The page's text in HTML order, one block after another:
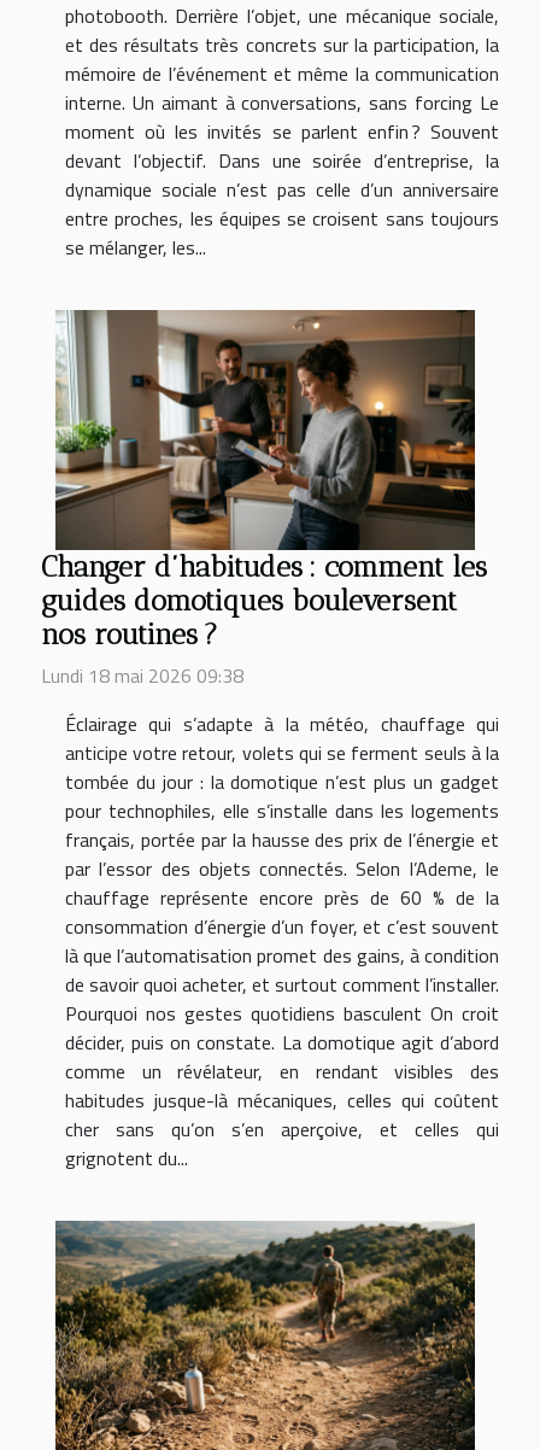
photobooth. Derrière l’objet, une mécanique sociale,
et des résultats très concrets sur la participation, la
mémoire de l’événement et même la communication
interne. Un aimant à conversations, sans forcing Le
moment où les invités se parlent enfin ? Souvent
devant l’objectif. Dans une soirée d’entreprise, la
dynamique sociale n’est pas celle d’un anniversaire
entre proches, les équipes se croisent sans toujours
se mélanger, les...
Changer d’habitudes : comment les
guides domotiques bouleversent
nos routines ?
Lundi 18 mai 2026 09:38
Éclairage qui s’adapte à la météo, chauffage qui
anticipe votre retour, volets qui se ferment seuls à la
tombée du jour : la domotique n’est plus un gadget
pour technophiles, elle s’installe dans les logements
français, portée par la hausse des prix de l’énergie et
par l’essor des objets connectés. Selon l’Ademe, le
chauffage représente encore près de 60 % de la
consommation d’énergie d’un foyer, et c’est souvent
là que l’automatisation promet des gains, à condition
de savoir quoi acheter, et surtout comment l’installer.
Pourquoi nos gestes quotidiens basculent On croit
décider, puis on constate. La domotique agit d’abord
comme un révélateur, en rendant visibles des
habitudes jusque-là mécaniques, celles qui coûtent
cher sans qu’on s’en aperçoive, et celles qui
grignotent du...